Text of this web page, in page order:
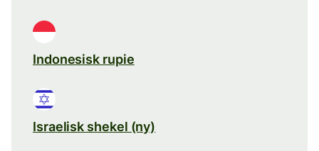
Indonesisk rupie
Israelisk shekel (ny)